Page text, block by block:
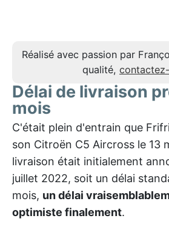
Réalisé avec passion par
qualité,
Délai de livraison
mois
C'était plein d'entrain que
son Citroën C5 Aircross le 13
livraison était initialement
juillet 2022, soit un délai
mois, un délai
optimiste finalement.